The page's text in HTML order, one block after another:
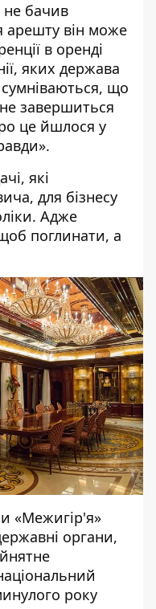
не бачив
арешту він може
в оренді
яких держава
що
завершиться
це йшлося у
».
які
для бізнесу
Адже
поглинати, а
«Межигір'я»
органи,
року